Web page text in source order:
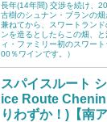
長年(14年間) 交渉を続け、
古樹のシュナン・ブランの畑
兼ねてから、スワートラン
ンを造るとしたらこの畑、
ィ・ファミリー初のスワー
00％ワインです。）
スパイスルート
ice Route
りわずか！)【南